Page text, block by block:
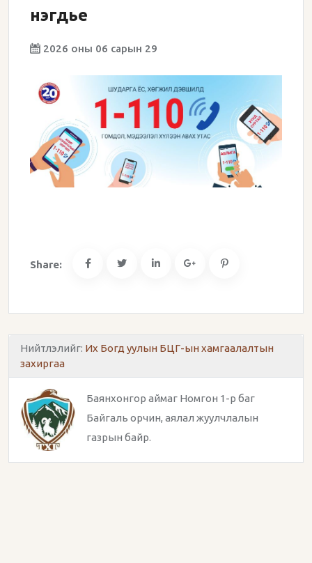
нэгдье
2026 оны 06 сарын 29
Share:
Нийтлэлийг: Их Богд уулын БЦГ-ын хамгаалалтын
захиргаа
Баянхонгор аймаг Номгон 1-р баг
Байгаль орчин, аялал жуулчлалын
газрын байр.